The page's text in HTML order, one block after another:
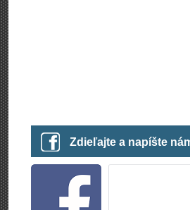
Zdieľajte a napíšte